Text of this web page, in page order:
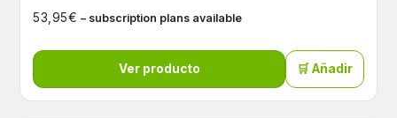
53,95€ – subscription plans available
Ver producto 🛒 Añadir